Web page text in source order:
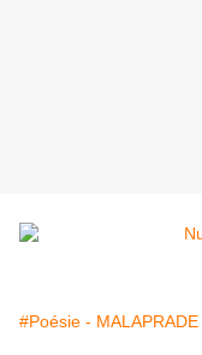
#Poésie - MALAPRADE